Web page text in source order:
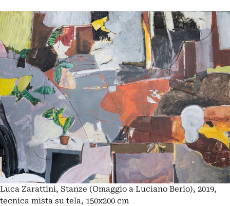
Luca Zarattini, Stanze (Omaggio a Luciano Berio), 2019,
tecnica mista su tela, 150x200 cm